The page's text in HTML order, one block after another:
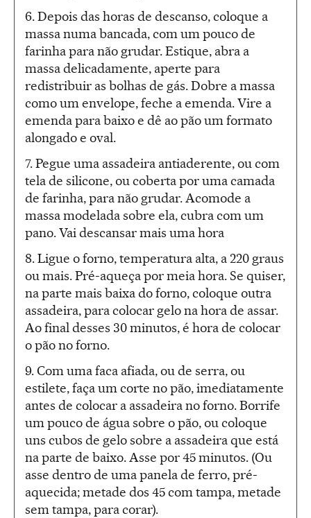
6. Depois das horas de descanso, coloque a
massa numa bancada, com um pouco de
farinha para não grudar. Estique, abra a
massa delicadamente, aperte para
redistribuir as bolhas de gás. Dobre a massa
como um envelope, feche a emenda. Vire a
emenda para baixo e dê ao pão um formato
alongado e oval.
7. Pegue uma assadeira antiaderente, ou com
tela de silicone, ou coberta por uma camada
de farinha, para não grudar. Acomode a
massa modelada sobre ela, cubra com um
pano. Vai descansar mais uma hora
8. Ligue o forno, temperatura alta, a 220 graus
ou mais. Pré-aqueça por meia hora. Se quiser,
na parte mais baixa do forno, coloque outra
assadeira, para colocar gelo na hora de assar.
Ao final desses 30 minutos, é hora de colocar
o pão no forno.
9. Com uma faca afiada, ou de serra, ou
estilete, faça um corte no pão, imediatamente
antes de colocar a assadeira no forno. Borrife
um pouco de água sobre o pão, ou coloque
uns cubos de gelo sobre a assadeira que está
na parte de baixo. Asse por 45 minutos. (Ou
asse dentro de uma panela de ferro, pré-
aquecida; metade dos 45 com tampa, metade
sem tampa, para corar).